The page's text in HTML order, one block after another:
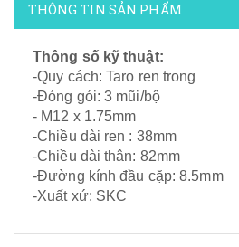
THÔNG TIN SẢN PHẨM
Thông số kỹ thuật:
-Quy cách: Taro ren trong
-Đóng gói: 3 mũi/bộ
- M12 x 1.75mm
-Chiều dài ren : 38mm
-Chiều dài thân: 82mm
-Đường kính đầu cặp: 8.5mm
-Xuất xứ: SKC